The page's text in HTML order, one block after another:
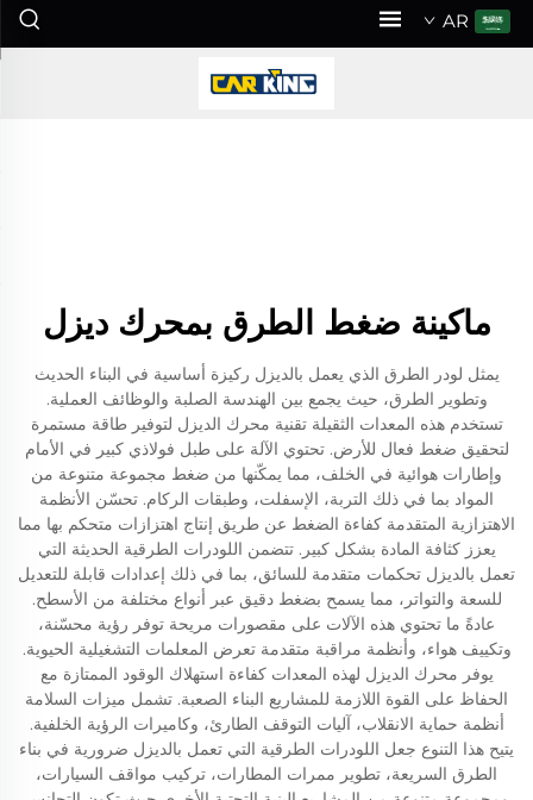
AR
ماكينة ضغط الطرق بمحرك ديزل
يمثل لودر الطرق الذي يعمل بالديزل ركيزة أساسية في البناء الحديث
وتطوير الطرق، حيث يجمع بين الهندسة الصلبة والوظائف العملية.
تستخدم هذه المعدات الثقيلة تقنية محرك الديزل لتوفير طاقة مستمرة
لتحقيق ضغط فعال للأرض. تحتوي الآلة على طبل فولاذي كبير في الأمام
وإطارات هوائية في الخلف، مما يمكّنها من ضغط مجموعة متنوعة من
المواد بما في ذلك التربة، الإسفلت، وطبقات الركام. تحسّن الأنظمة
الاهتزازية المتقدمة كفاءة الضغط عن طريق إنتاج اهتزازات متحكم بها مما
يعزز كثافة المادة بشكل كبير. تتضمن اللودرات الطرقية الحديثة التي
تعمل بالديزل تحكمات متقدمة للسائق، بما في ذلك إعدادات قابلة للتعديل
للسعة والتواتر، مما يسمح بضغط دقيق عبر أنواع مختلفة من الأسطح.
عادةً ما تحتوي هذه الآلات على مقصورات مريحة توفر رؤية محسّنة،
وتكييف هواء، وأنظمة مراقبة متقدمة تعرض المعلمات التشغيلية الحيوية.
يوفر محرك الديزل لهذه المعدات كفاءة استهلاك الوقود الممتازة مع
الحفاظ على القوة اللازمة للمشاريع البناء الصعبة. تشمل ميزات السلامة
أنظمة حماية الانقلاب، آليات التوقف الطارئ، وكاميرات الرؤية الخلفية.
يتيح هذا التنوع جعل اللودرات الطرقية التي تعمل بالديزل ضرورية في بناء
الطرق السريعة، تطوير ممرات المطارات، تركيب مواقف السيارات،